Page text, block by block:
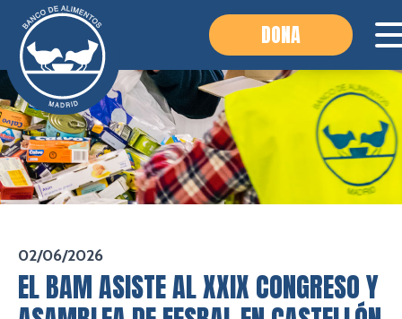
DONA
02/06/2026
EL BAM ASISTE AL XXIX CONGRESO Y